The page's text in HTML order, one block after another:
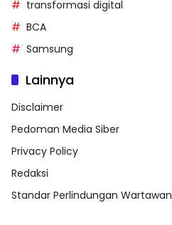
transformasi digital
BCA
Samsung
Lainnya
Disclaimer
Pedoman Media Siber
Privacy Policy
Redaksi
Standar Perlindungan Wartawan